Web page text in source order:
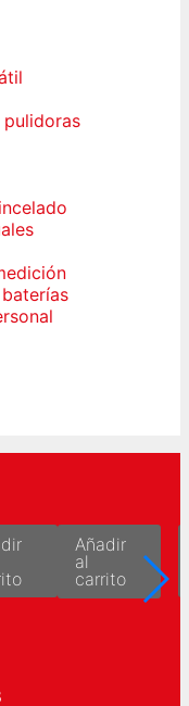
Añadir
al
carrito